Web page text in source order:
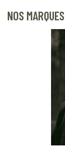
NOS MARQUES